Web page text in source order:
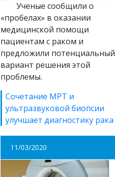
Ученые сообщили о
«пробелах» в оказании
медицинской помощи
пациентам с раком и
предложили потенциальный
вариант решения этой
проблемы.
Сочетание МРТ и
ультразвуковой биопсии
улучшает диагностику рака
11/03/2020